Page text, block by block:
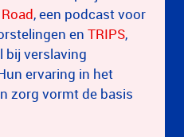
, een podcast voor
en TRIPS,
bij verslaving
ervaring in het
zorg vormt de basis